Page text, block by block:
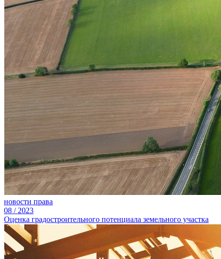
новости права
08 / 2023
Оценка градостроительного потенциала земельного участка